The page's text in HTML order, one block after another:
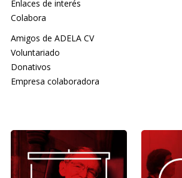
Enlaces de interés
Colabora
Amigos de ADELA CV
Voluntariado
Donativos
Empresa colaboradora